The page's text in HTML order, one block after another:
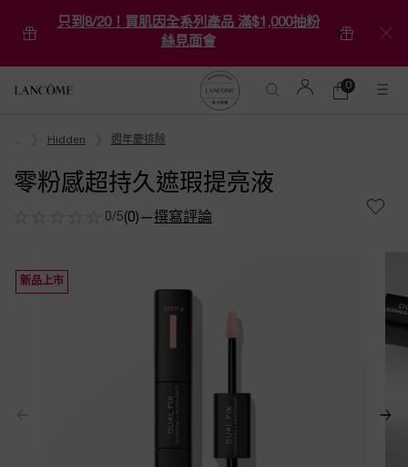
只到8/20！買肌因全系列產品 滿$1,000抽粉
絲見面會
購
0
0 product in
Hidden 週年慶排除
零粉感超持久遮瑕提亮液
0/5(0) —撰寫評論
新品上市